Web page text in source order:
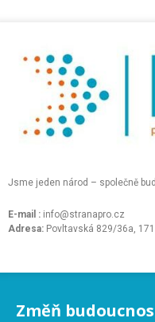
Jsme jeden národ – společně
E-mail : info@stranapro.cz
Adresa: Povltavská 829/36a,
Změň